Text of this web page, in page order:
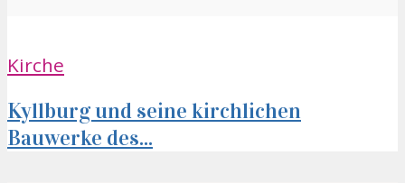
Kirche
Kyllburg und seine kirchlichen
Bauwerke des...